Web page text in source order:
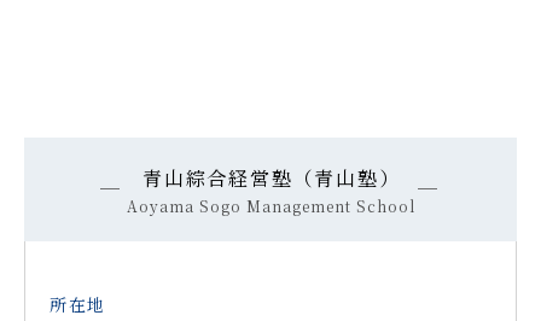
青山綜合経営塾（青山塾）
Aoyama Sogo Management School
所在地